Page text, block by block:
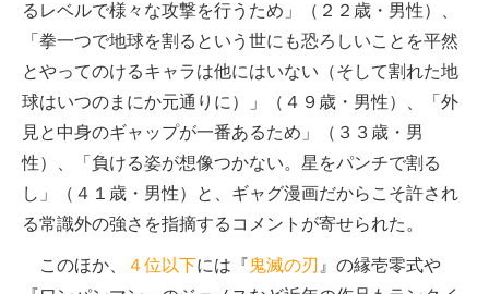
るレベルで様々な攻撃を行うため」（２２歳・男性）、
「拳一つで地球を割るという世にも恐ろしいことを平然
とやってのけるキャラは他にはいない（そして割れた地
球はいつのまにか元通りに）」（４９歳・男性）、「外
見と中身のギャップが一番あるため」（３３歳・男
性）、「負ける姿が想像つかない。星をパンチで割る
し」（４１歳・男性）と、ギャグ漫画だからこそ許され
る常識外の強さを指摘するコメントが寄せられた。
このほか、 ４位以下には『鬼滅の刃 』の縁壱零式や